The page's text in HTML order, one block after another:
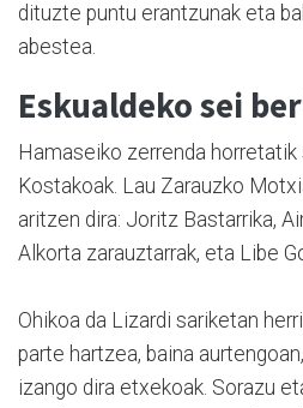
dituzte puntu erantzunak eta
abestea.
Eskualdeko sei
Hamaseiko zerrenda
Kostakoak. Lau Zarauzko
aritzen dira: Joritz Bastarrika,
Alkorta zarauztarrak, eta Libe
Ohikoa da Lizardi sariketan
parte hartzea, baina
izango dira etxekoak. Sorazu